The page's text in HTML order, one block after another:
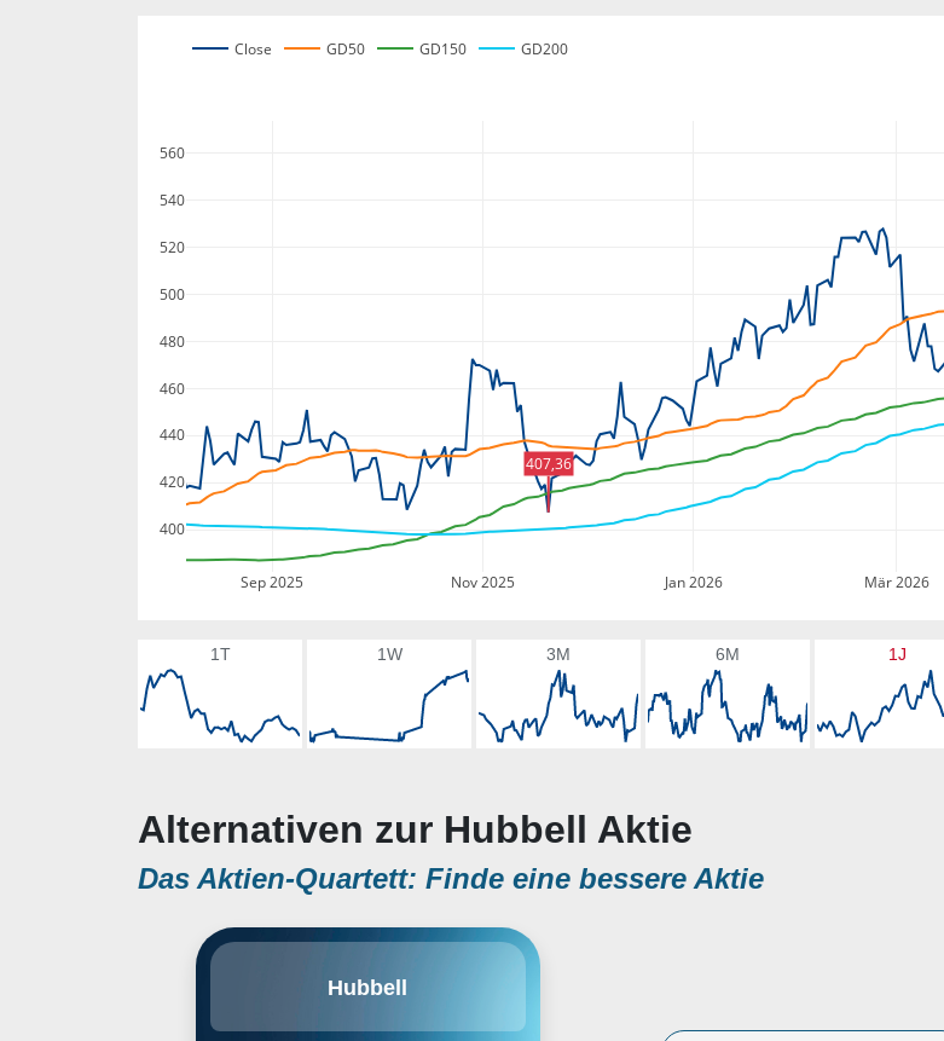
Sep 2025 Nov 2025 Jan 2026 Mär 2026
400
420
440
460
480
500
520
540
560
Close GD50 GD150 GD200
407,36
1T 1W 3M 6M 1J
Alternativen zur Hubbell Aktie
Das Aktien-Quartett: Finde eine bessere Aktie
Hubbell
designing, manufacturing, and
products for non-residential and